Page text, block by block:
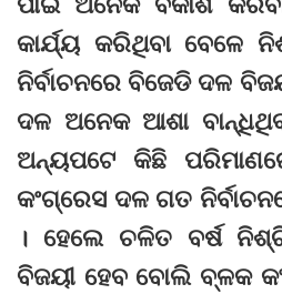
କାର୍ଯ୍ୟ କରିଥିବା ବେଳେ
ନିର୍ବାଚନରେ ବିଜେଡି ଦଳ
ଦଳ ଅନେକ ଆଶା
ଅନ୍ୟପଟେ କିଛି
କଂଗ୍ରେସ ଦଳ ଗତ
। ହେଲେ ଚଳିତ ବର୍ଷ
ବିଜୟୀ ହେବ ବୋଲି ବ୍ଳକ